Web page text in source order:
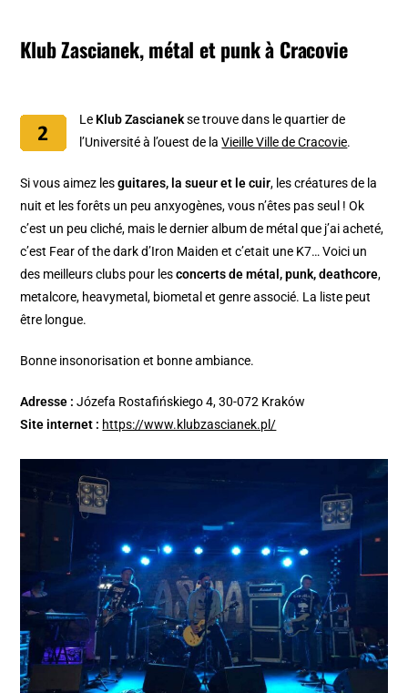
Klub Zascianek, métal et punk à Cracovie
Le Klub Zascianekse trouve dans le quartier de
l’Université à l’ouest de laVieille Ville de Cracovie.
Si vous aimez lesguitares, la sueur et le cuir, les créatures de la
nuit et les forêts un peu anxyogènes, vous n’êtes pas seul ! Ok
c’est un peu cliché, mais le dernier album de métal que j’ai acheté,
c’est Fear of the dark d’Iron Maiden et c’etait une K7… Voici un
des meilleurs clubs pour lesconcerts de métal, punk, deathcore,
metalcore, heavymetal, biometal et genre associé. La liste peut
être longue.
Bonne insonorisation et bonne ambiance.
Adresse : Józefa Rostafińskiego 4, 30-072 Kraków
Site internet : https://www.klubzascianek.pl/